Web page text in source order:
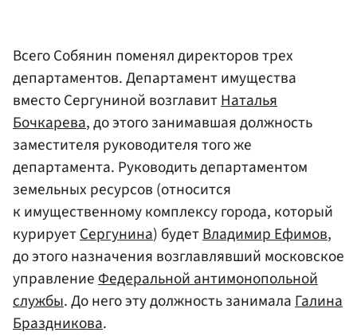
Всего Собянин поменял директоров трех
департаментов. Департамент имущества
вместо Сергуниной возглавитНаталья
Бочкарева, до этого занимавшая должность
заместителя руководителя того же
департамента. Руководить департаментом
земельных ресурсов (относится
к имущественному комплексу города, который
курируетСергунина) будетВладимир Ефимов,
до этого назначения возглавлявший московское
управлениеФедеральной антимонопольной
службы. До него эту должность занималаГалина
Браздникова.